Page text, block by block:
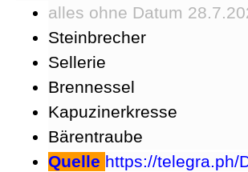
alles ohne Datum
Steinbrecher
Sellerie
Brennessel
Kapuzinerkresse
Bärentraube
Quelle https://telegra.ph/